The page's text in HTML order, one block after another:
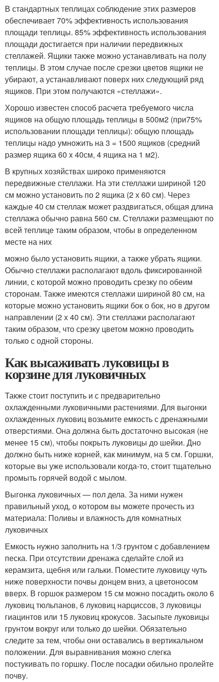
В стандартных теплицах соблюдение этих размеров
обеспечивает 70% эффективность использования
площади теплицы. 85% эффективность использования
площади достигается при наличии передвижных
стеллажей. Ящики также можно устанавливать на полу
теплицы. В этом случае после срезки цветов ящики не
убирают, а устанавливают поверх них следующий ряд
ящиков. При этом получаются «стеллажи».
Хорошо известен способ расчета требуемого числа
ящиков на общую площадь теплицы в 500м2 (при75%
использовании площади теплицы): общую площадь
теплицы надо умножить на 3 = 1500 ящиков (средний
размер ящика 60 x 40см, 4 ящика на 1 м2).
В крупных хозяйствах широко применяются
передвижные стеллажи. На эти стеллажи шириной 120
см можно установить по 2 ящика (2 х 60 см). Через
каждые 40 см стеллаж может раздвигаться, общая длина
стеллажа обычно равна 560 см. Стеллажи размещают по
всей теплице таким образом, чтобы в определенном
месте на них
можно было установить ящики, а также убрать ящики.
Обычно стеллажи располагают вдоль фиксированной
линии, с которой можно проводить срезку по обеим
сторонам. Также имеются стеллажи шириной 80 см, на
которые можно установить ящики бок о бок, но в другом
направлении (2 х 40 см). Эти стеллажи располагают
таким образом, что срезку цветом можно проводить
только с одной стороны.
Как высаживать луковицы в
корзине для луковичных
Также стоит поступить и с предварительно
охлажденными луковичными растениями. Для выгонки
охлажденных луковиц возьмите емкость с дренажными
отверстиями. Она должна быть достаточно высокая (не
менее 15 см), чтобы покрыть луковицы до шейки. Дно
должно быть ниже корней, как минимум, на 5 см. Горшки,
которые вы уже использовали когда-то, стоит тщательно
промыть горячей водой с мылом.
Выгонка луковичных — пол дела. За ними нужен
правильный уход, о котором вы можете прочесть из
материала: Поливы и влажность для комнатных
луковичных
Емкость нужно заполнить на 1/3 грунтом с добавлением
песка. При отсутствии дренажа сделайте слой из
керамзита, щебня или гальки. Поместите луковицу чуть
ниже поверхности почвы донцем вниз, а цветоносом
вверх. В горшок размером 15 см можно посадить около 6
луковиц тюльпанов, 6 луковиц нарциссов, 3 луковицы
гиацинтов или 15 луковиц крокусов. Засыпьте луковицы
грунтом вокруг или только до шейки. Обязательно
следите за тем, чтобы они оставались в вертикальном
положении. Для выравнивания можно слегка
постукивать по горшку. После посадки обильно пролейте
почву.